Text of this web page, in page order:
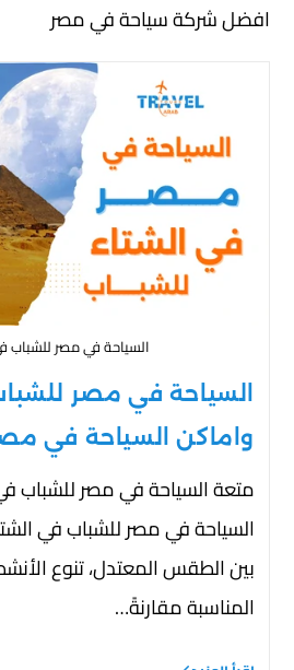
افضل شركة سياحة في مصر
السياحة في مصر للشباب
السياحة في مصر
واماكن السياحة في
متعة السياحة في مصر للشباب
السياحة في مصر للشباب في
بين الطقس المعتدل، تنوع
المناسبة مقارنةً…